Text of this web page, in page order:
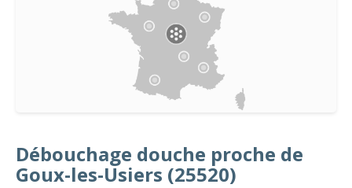
Débouchage douche proche de
Goux-les-Usiers (25520)